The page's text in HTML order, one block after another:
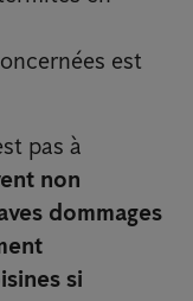
est
pas à
non
dommages
si